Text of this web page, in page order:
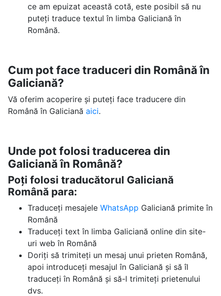
ce am epuizat această cotă, este posibil să nu
puteți traduce textul în limba Galiciană în
Română.
Cum pot face traduceri din Română în
Galiciană?
Vă oferim acoperire și puteți face traducere din
Română în Galiciană aici.
Unde pot folosi traducerea din
Galiciană în Română?
Poți folosi traducătorul Galiciană
Română para:
Traduceți mesajele WhatsApp Galiciană primite în
Română
Traduceți text în limba Galiciană online din site-
uri web în Română
Doriți să trimiteți un mesaj unui prieten Română,
apoi introduceți mesajul în Galiciană și să îl
traduceți în Română și să-l trimiteți prietenului
dvs.